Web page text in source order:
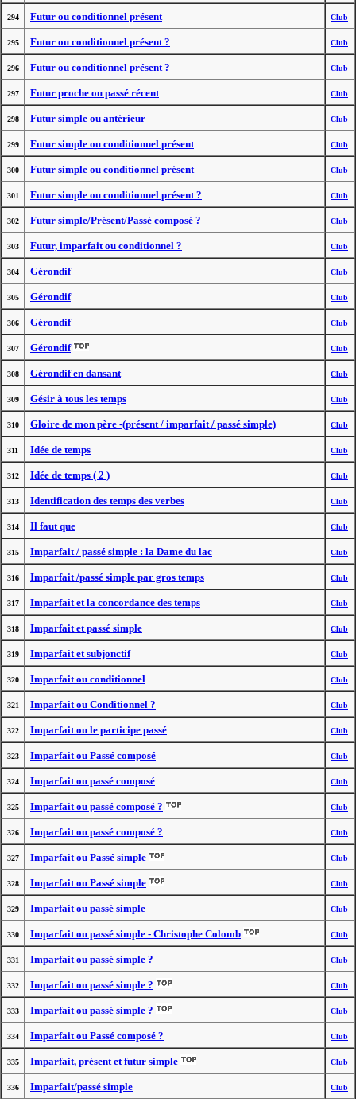
294 Futur ou conditionnel présent Club
295 Futur ou conditionnel présent ? Club
296 Futur ou conditionnel présent ? Club
297 Futur proche ou passé récent Club
298 Futur simple ou antérieur Club
299 Futur simple ou conditionnel présent Club
300 Futur simple ou conditionnel présent Club
301 Futur simple ou conditionnel présent ? Club
302 Futur simple/Présent/Passé composé ? Club
303 Futur, imparfait ou conditionnel ? Club
304 Gérondif Club
305 Gérondif Club
306 Gérondif Club
307 Gérondif Club
308 Gérondif en dansant Club
309 Gésir à tous les temps Club
310 Gloire de mon père -(présent / imparfait / passé simple) Club
311 Idée de temps Club
312 Idée de temps ( 2 ) Club
313 Identification des temps des verbes Club
314 Il faut que Club
315 Imparfait / passé simple : la Dame du lac Club
316 Imparfait /passé simple par gros temps Club
317 Imparfait et la concordance des temps Club
318 Imparfait et passé simple Club
319 Imparfait et subjonctif Club
320 Imparfait ou conditionnel Club
321 Imparfait ou Conditionnel ? Club
322 Imparfait ou le participe passé Club
323 Imparfait ou Passé composé Club
324 Imparfait ou passé composé Club
325 Imparfait ou passé composé ? Club
326 Imparfait ou passé composé ? Club
327 Imparfait ou Passé simple Club
328 Imparfait ou Passé simple Club
329 Imparfait ou passé simple Club
330 Imparfait ou passé simple - Christophe Colomb Club
331 Imparfait ou passé simple ? Club
332 Imparfait ou passé simple ? Club
333 Imparfait ou passé simple ? Club
334 Imparfait ou Passé composé ? Club
335 Imparfait, présent et futur simple Club
336 Imparfait/passé simple Club